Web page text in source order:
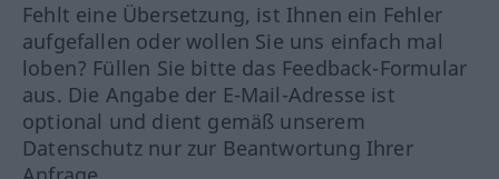
Fehlt eine Übersetzung, ist Ihnen ein Fehler
aufgefallen oder wollen Sie uns einfach mal
loben? Füllen Sie bitte das Feedback-Formular
aus. Die Angabe der E-Mail-Adresse ist
optional und dient gemäß unserem
Datenschutz nur zur Beantwortung Ihrer